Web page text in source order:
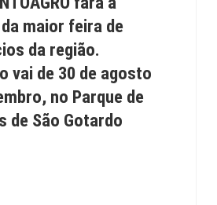
maior feira de
da região.
vai de 30 de agosto
no Parque de
de São Gotardo